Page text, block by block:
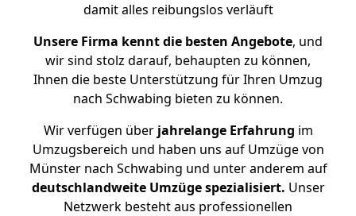
damit alles reibungslos verläuft
Unsere Firma kennt die besten Angebote, und
wir sind stolz darauf, behaupten zu können,
Ihnen die beste Unterstützung für Ihren Umzug
nach Schwabing bieten zu können.
Wir verfügen überjahrelange Erfahrung im
Umzugsbereich und haben uns auf Umzüge von
Münster nach Schwabing und unter anderem auf
deutschlandweite Umzüge spezialisiert. Unser
Netzwerk besteht aus professionellen